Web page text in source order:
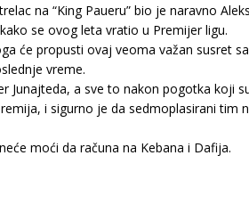
na “King Paueru” bio je naravno
se ovog leta vratio u Premijer ligu.
će propusti ovaj veoma važan susret
vreme.
Junajteda, a sve to nakon pogotka koji
i sigurno je da sedmoplasirani tim
moći da računa na Kebana i Dafija.